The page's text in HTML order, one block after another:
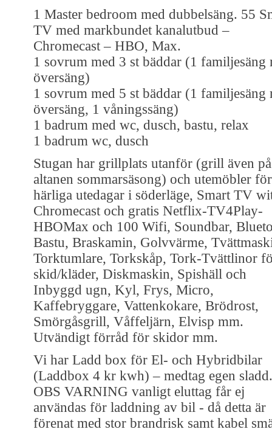
1 Master bedroom med dubbelsäng. 55
TV med markbundet kanalutbud –
Chromecast – HBO, Max.
1 sovrum med 3 st bäddar (1 familjesäng
översäng)
1 sovrum med 5 st bäddar (1 familjesäng
översäng, 1 våningssäng)
1 badrum med wc, dusch, bastu, relax
1 badrum wc, dusch
Stugan har grillplats utanför (grill även på
altanen sommarsäsong) och utemöbler för
härliga utedagar i söderläge, Smart TV
Chromecast och gratis Netflix-TV4Play-
HBOMax och 100 Wifi, Soundbar,
Bastu, Braskamin, Golvvärme,
Torktumlare, Torkskåp, Tork-Tvättlinor
skid/kläder, Diskmaskin, Spishäll och
Inbyggd ugn, Kyl, Frys, Micro,
Kaffebryggare, Vattenkokare, Brödrost,
Smörgåsgrill, Våffeljärn, Elvisp mm.
Utvändigt förråd för skidor mm.
Vi har Ladd box för El- och Hybridbilar
(Laddbox 4 kr kwh) – medtag egen sladd.
OBS VARNING vanligt eluttag får ej
användas för laddning av bil - då detta är
förenat med stor brandrisk samt kabel